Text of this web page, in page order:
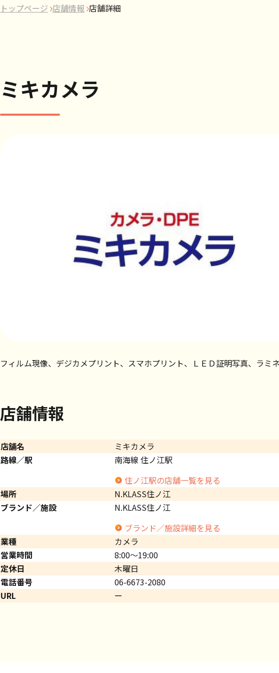
トップページ 店舗情報 店舗詳細
ミキカメラ
フィルム現像、デジカメプリント、スマホプリント、ＬＥＤ証明写真、ラミ
店舗情報
店舗名
ミキカメラ
路線／駅
南海線 住ノ江駅
住ノ江駅の店舗一覧を見る
場所
N.KLASS住ノ江
ブランド／施設
N.KLASS住ノ江
ブランド／施設詳細を見る
業種
カメラ
営業時間
8:00～19:00
定休日
木曜日
電話番号
06-6673-2080
URL
ー